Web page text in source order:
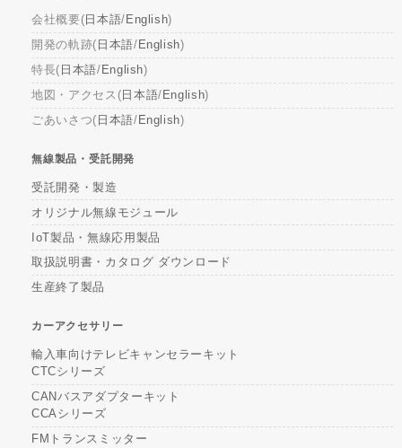
会社概要( 日本語/ English)
開発の軌跡( 日本語/ English)
特長( 日本語/ English)
地図・アクセス( 日本語/ English)
ごあいさつ( 日本語/ English)
無線製品・受託開発
受託開発・製造
オリジナル無線モジュール
IoT製品・無線応用製品
取扱説明書・カタログ ダウンロード
生産終了製品
カーアクセサリー
輸入車向けテレビキャンセラーキット
CTCシリーズ
CANバスアダプターキット
CCAシリーズ
FMトランスミッター